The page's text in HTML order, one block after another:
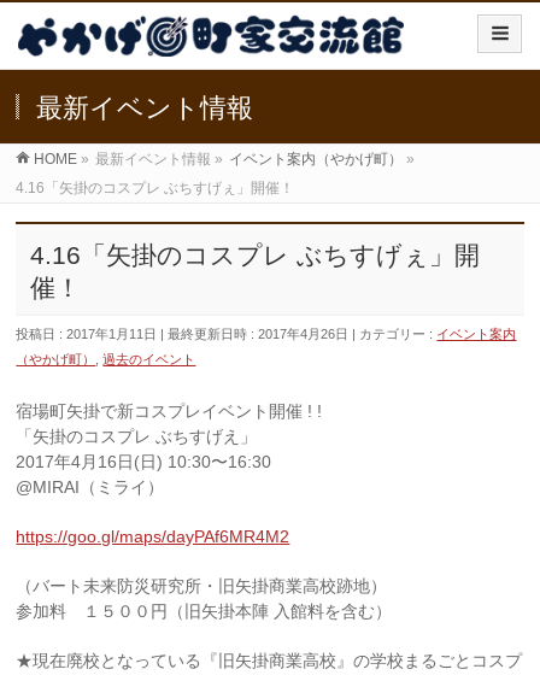
最新イベント情報
HOME » 最新イベント情報 » イベント案内（やかげ町）
»
4.16「矢掛のコスプレ ぶちすげぇ」開催！
4.16「矢掛のコスプレ ぶちすげぇ」開
催！
投稿日 : 2017年1月11日 最終更新日時 : 2017年4月26日 カテゴリー : イベント案内
（やかげ町）
,過去のイベント
宿場町矢掛で新コスプレイベント開催 ! !
「矢掛のコスプレ ぶちすげえ」
2017年4月16日(日) 10:30〜16:30
@MIRAI（ミライ）
https://goo.gl/maps/dayPAf6MR4M2
（バート未来防災研究所・旧矢掛商業高校跡地）
参加料 １５００円（旧矢掛本陣 入館料を含む）
★現在廃校となっている『旧矢掛商業高校』の学校まるごとコスプ